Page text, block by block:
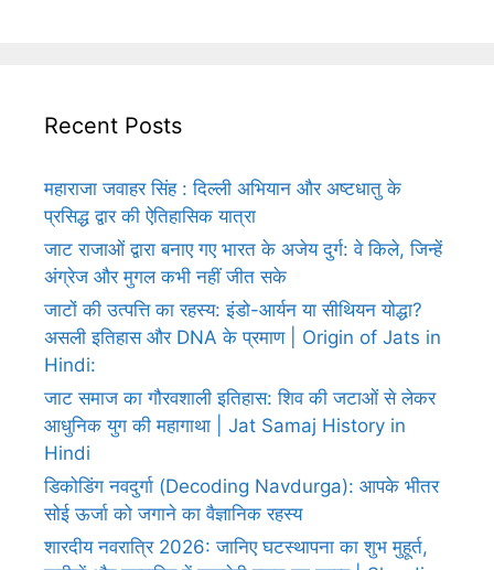
Recent Posts
महाराजा जवाहर सिंह : दिल्ली अभियान और अष्टधातु के
प्रसिद्ध द्वार की ऐतिहासिक यात्रा
जाट राजाओं द्वारा बनाए गए भारत के अजेय दुर्ग: वे किले, जिन्हें
अंग्रेज और मुगल कभी नहीं जीत सके
जाटों की उत्पत्ति का रहस्य: इंडो-आर्यन या सीथियन योद्धा?
असली इतिहास और DNA के प्रमाण | Origin of Jats in
Hindi:
जाट समाज का गौरवशाली इतिहास: शिव की जटाओं से लेकर
आधुनिक युग की महागाथा | Jat Samaj History in
Hindi
डिकोडिंग नवदुर्गा (Decoding Navdurga): आपके भीतर
सोई ऊर्जा को जगाने का वैज्ञानिक रहस्य
शारदीय नवरात्रि 2026: जानिए घटस्थापना का शुभ मुहूर्त,